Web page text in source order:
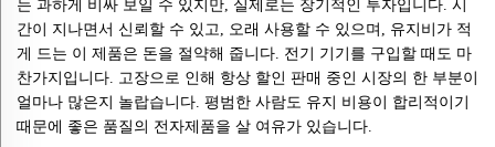
는 과하게 비싸 보일 수 있지만, 실제로는 장기적인 투자입니다. 시
간이 지나면서 신뢰할 수 있고, 오래 사용할 수 있으며, 유지비가 적
게 드는 이 제품은 돈을 절약해 줍니다. 전기 기기를 구입할 때도 마
찬가지입니다. 고장으로 인해 항상 할인 판매 중인 시장의 한 부분이
얼마나 많은지 놀랍습니다. 평범한 사람도 유지 비용이 합리적이기
때문에 좋은 품질의 전자제품을 살 여유가 있습니다.